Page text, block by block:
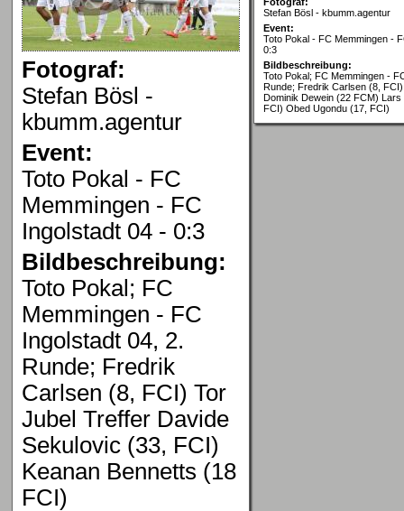
Fotograf:
Stefan Bösl -
kbumm.agentur
Event:
Toto Pokal - FC
Memmingen - FC
Ingolstadt 04 - 0:3
Bildbeschreibung:
Toto Pokal; FC
Memmingen - FC
Ingolstadt 04, 2.
Runde; Fredrik
Carlsen (8, FCI) Tor
Jubel Treffer Davide
Sekulovic (33, FCI)
Keanan Bennetts (18
FCI)
Stefan Bösl - kbumm.agentur
Event:
Toto Pokal - FC Memmingen -
0:3
Bildbeschreibung:
Toto Pokal; FC Memmingen -
Runde; Fredrik Carlsen (8,
Dominik Dewein (22 FCM)
FCI) Obed Ugondu (17, FCI)